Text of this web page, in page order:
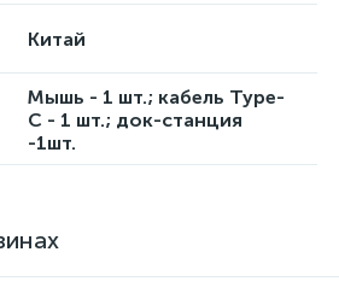
Китай
Мышь - 1 шт.; кабель Type-
C - 1 шт.; док-станция
-1шт.